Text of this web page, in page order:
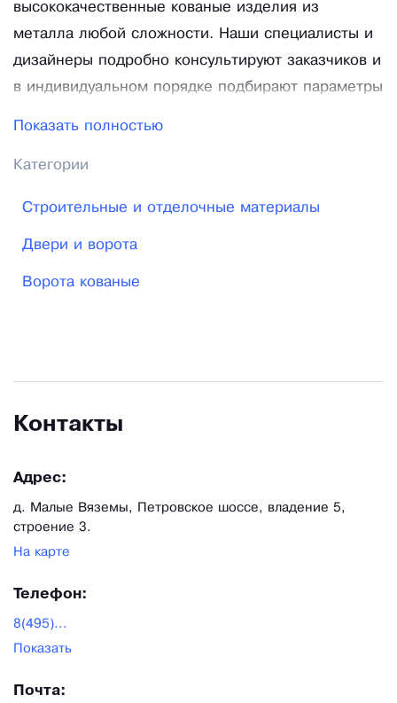
высококачественные кованые изделия из
металла любой сложности. Наши специалисты и
дизайнеры подробно консультируют заказчиков и
в индивидуальном порядке подбирают параметры
талантливых мастеров, вы окружите себя
эксклюзивных работ. Мастера изготовят на заказ
металлические кованые конструкции или предмет
Показать полностью
Категории
Строительные и отделочные материалы
Двери и ворота
Ворота кованые
Контакты
Адрес:
д. Малые Вяземы, Петровское шоссе, владение 5,
строение 3.
На карте
Телефон:
8(495)...
Показать
Почта: